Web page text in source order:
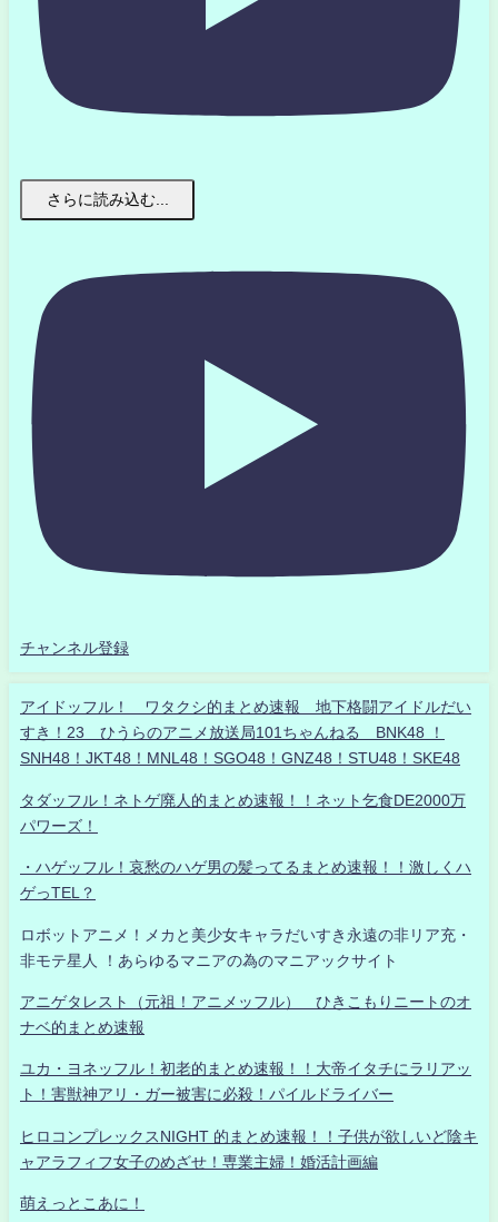
さらに読み込む...
チャンネル登録
アイドッフル！ ワタクシ的まとめ速報 地下格闘アイドルだい
すき！23 ひうらのアニメ放送局101ちゃんねる BNK48 ！
SNH48！JKT48！MNL48！SGO48！GNZ48！STU48！SKE48
タダッフル！ネトゲ廃人的まとめ速報！！ネット乞食DE2000万
パワーズ！
・ハゲッフル！哀愁のハゲ男の髪ってるまとめ速報！！激しくハ
ゲっTEL？
ロボットアニメ！メカと美少女キャラだいすき永遠の非リア充・
非モテ星人 ！あらゆるマニアの為のマニアックサイト
アニゲタレスト（元祖！アニメッフル） ひきこもりニートのオ
ナベ的まとめ速報
ユカ・ヨネッフル！初老的まとめ速報！！大帝イタチにラリアッ
ト！害獣神アリ・ガー被害に必殺！パイルドライバー
ヒロコンプレックスNIGHT 的まとめ速報！！子供が欲しいど陰キ
ャアラフィフ女子のめざせ！専業主婦！婚活計画編
萌えっとこあに！